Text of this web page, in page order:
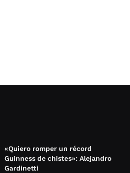
«Quiero romper un récord
Guinness de chistes»: Alejandro
Gardinetti